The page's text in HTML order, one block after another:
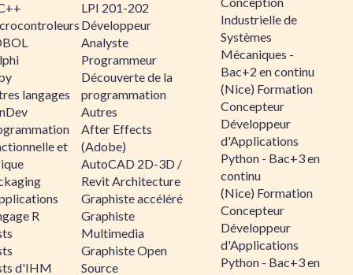
langages
et
R
d'IHM
LPI 201-202
Développeur
Analyste
Programmeur
Découverte de la
programmation
Autres
After Effects
(Adobe)
AutoCAD 2D-3D /
Revit Architecture
Graphiste accéléré
Graphiste
Multimedia
Graphiste Open
Source
Industrielle de
Systèmes
Mécaniques -
Bac+2 en continu
(Nice) Formation
Concepteur
Développeur
d'Applications
Python - Bac+3 en
continu
(Nice) Formation
Concepteur
Développeur
d'Applications
Python - Bac+3 en